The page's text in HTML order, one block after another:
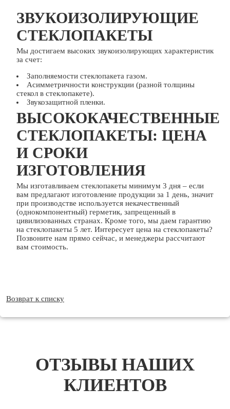
ЗВУКОИЗОЛИРУЮЩИЕ
СТЕКЛОПАКЕТЫ
Мы достигаем высоких звукоизолирующих характеристик
за счет:
Заполняемости стеклопакета газом.
Асимметричности конструкции (разной толщины
стекол в стеклопакете).
Звукозащитной пленки.
ВЫСОКОКАЧЕСТВЕННЫЕ
СТЕКЛОПАКЕТЫ: ЦЕНА
И СРОКИ
ИЗГОТОВЛЕНИЯ
Мы изготавливаем стеклопакеты минимум 3 дня – если
вам предлагают изготовление продукции за 1 день, значит
при производстве используется некачественный
(однокомпонентный) герметик, запрещенный в
цивилизованных странах. Кроме того, мы даем гарантию
на стеклопакеты 5 лет. Интересует цена на стеклопакеты?
Позвоните нам прямо сейчас, и менеджеры рассчитают
вам стоимость.
Возврат к списку
ОТЗЫВЫ НАШИХ
КЛИЕНТОВ